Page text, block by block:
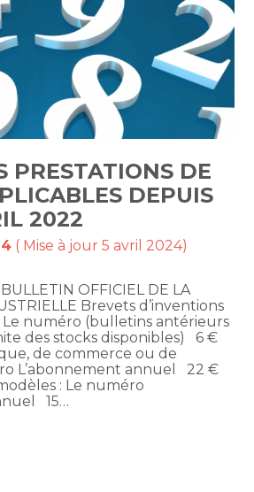
PRESTATIONS DE
DEPUIS
2022
( Mise à jour 5 avril 2024)
OFFICIEL DE LA
Brevets d’inventions
Le numéro (bulletins antérieurs
des stocks disponibles) 6 €
de commerce ou de
L’abonnement annuel 22 €
: Le numéro
15…